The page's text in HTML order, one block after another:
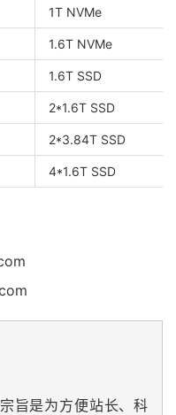
1T NVMe
1.6T NVMe
1.6T SSD
2*1.6T SSD
2*3.84T SSD
4*1.6T SSD
旨是为方便站长、科